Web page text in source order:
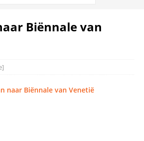
Biënnale van
naar Biënnale van Venetië